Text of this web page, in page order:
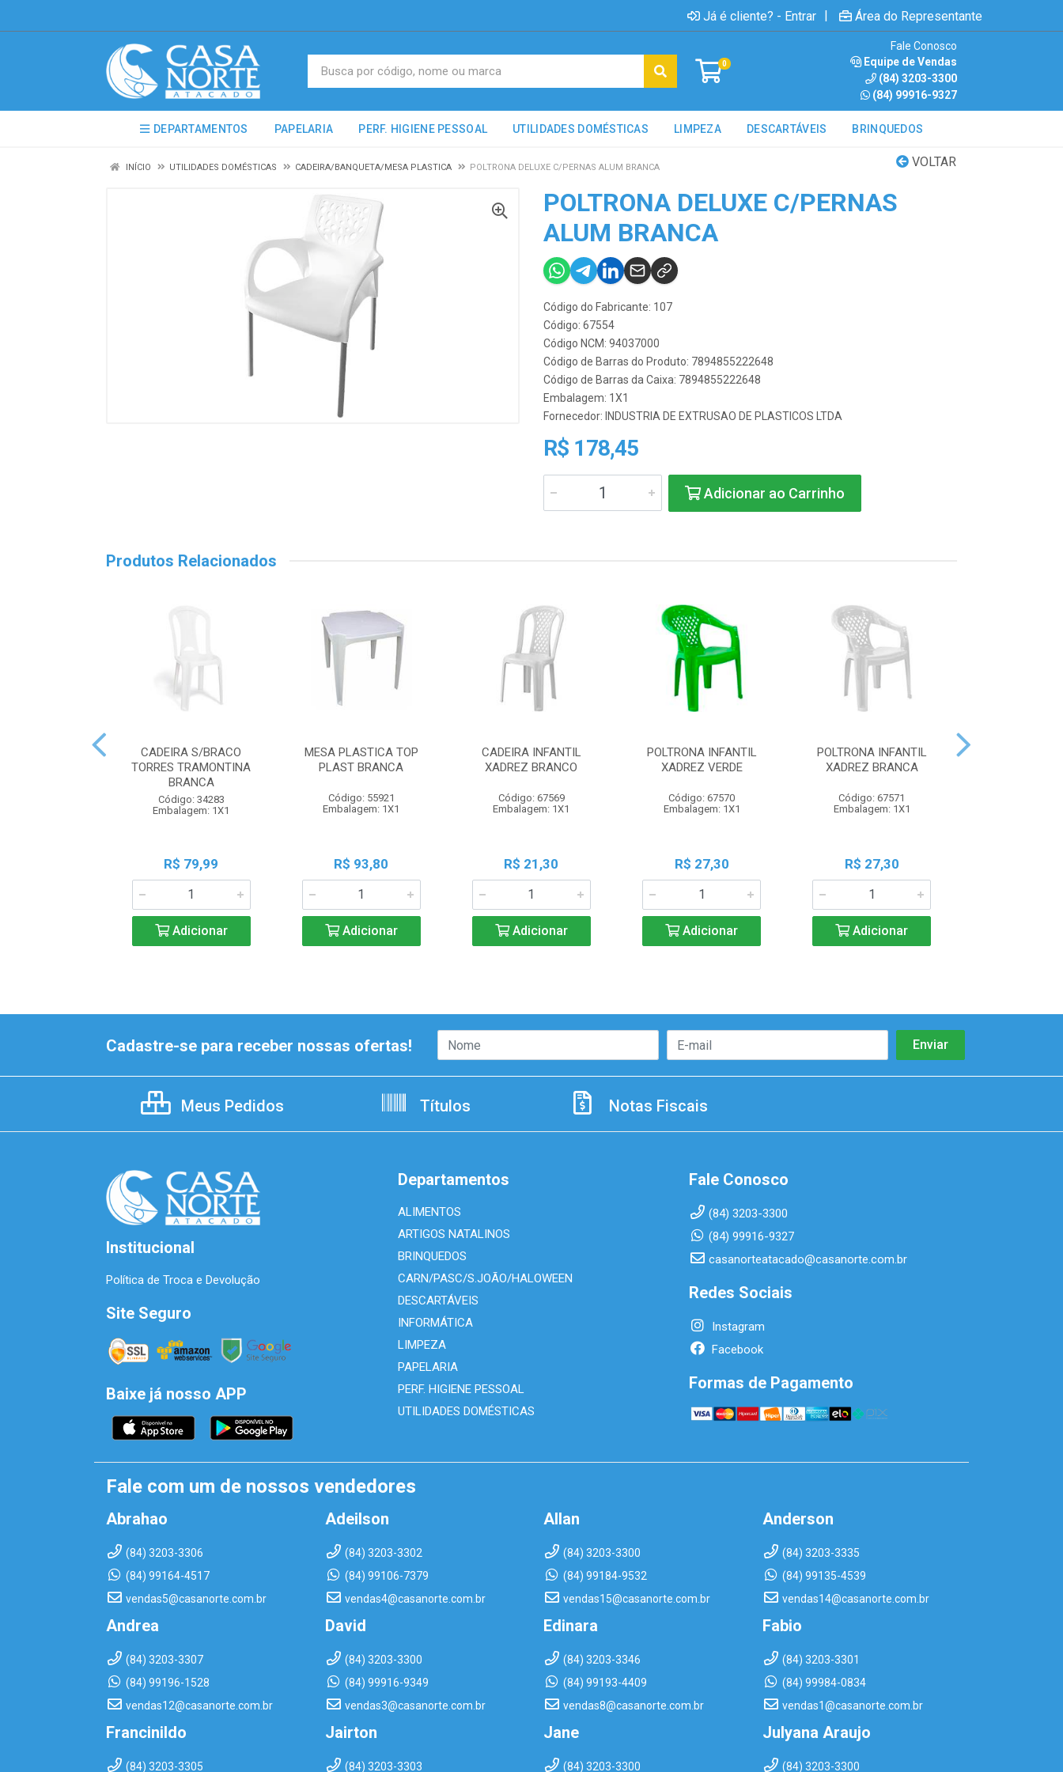
Já é cliente? - Entrar | Área do Representante
0
Fale Conosco
Equipe de Vendas
(84) 3203-3300
(84) 99916-9327
DEPARTAMENTOS PAPELARIA PERF. HIGIENE PESSOAL UTILIDADES DOMÉSTICAS LIMPEZA DESCARTÁVEIS BRINQUEDOS
VOLTAR
INÍCIO UTILIDADES DOMÉSTICAS CADEIRA/BANQUETA/MESA PLASTICA POLTRONA DELUXE C/PERNAS ALUM BRANCA
POLTRONA DELUXE C/PERNAS
ALUM BRANCA
Código do Fabricante: 107
Código: 67554
Código NCM: 94037000
Código de Barras do Produto: 7894855222648
Código de Barras da Caixa: 7894855222648
Embalagem: 1X1
Fornecedor: INDUSTRIA DE EXTRUSAO DE PLASTICOS LTDA
R$ 178,45
Adicionar ao Carrinho
Produtos Relacionados
CADEIRA S/BRACO
TORRES TRAMONTINA
BRANCA
Código: 34283
Embalagem: 1X1
R$ 79,99
Adicionar
MESA PLASTICA TOP
PLAST BRANCA
Código: 55921
Embalagem: 1X1
R$ 93,80
Adicionar
CADEIRA INFANTIL
XADREZ BRANCO
Código: 67569
Embalagem: 1X1
R$ 21,30
Adicionar
POLTRONA INFANTIL
XADREZ VERDE
Código: 67570
Embalagem: 1X1
R$ 27,30
Adicionar
POLTRONA INFANTIL
XADREZ BRANCA
Código: 67571
Embalagem: 1X1
R$ 27,30
Adicionar
Cadastre-se para receber nossas ofertas!
Meus Pedidos Títulos Notas Fiscais
Institucional
Política de Troca e Devolução
Site Seguro
Baixe já nosso APP
Departamentos
ALIMENTOS
ARTIGOS NATALINOS
BRINQUEDOS
CARN/PASC/S.JOÃO/HALOWEEN
DESCARTÁVEIS
INFORMÁTICA
LIMPEZA
PAPELARIA
PERF. HIGIENE PESSOAL
UTILIDADES DOMÉSTICAS
Fale Conosco
(84) 3203-3300
(84) 99916-9327
casanorteatacado@casanorte.com.br
Redes Sociais
Instagram
Facebook
Formas de Pagamento
Fale com um de nossos vendedores
Abrahao
(84) 3203-3306
(84) 99164-4517
vendas5@casanorte.com.br
Adeilson
(84) 3203-3302
(84) 99106-7379
vendas4@casanorte.com.br
Allan
(84) 3203-3300
(84) 99184-9532
vendas15@casanorte.com.br
Anderson
(84) 3203-3335
(84) 99135-4539
vendas14@casanorte.com.br
Andrea
(84) 3203-3307
(84) 99196-1528
vendas12@casanorte.com.br
David
(84) 3203-3300
(84) 99916-9349
vendas3@casanorte.com.br
Edinara
(84) 3203-3346
(84) 99193-4409
vendas8@casanorte.com.br
Fabio
(84) 3203-3301
(84) 99984-0834
vendas1@casanorte.com.br
Francinildo
(84) 3203-3305
Jairton
(84) 3203-3303
Jane
(84) 3203-3300
Julyana Araujo
(84) 3203-3300